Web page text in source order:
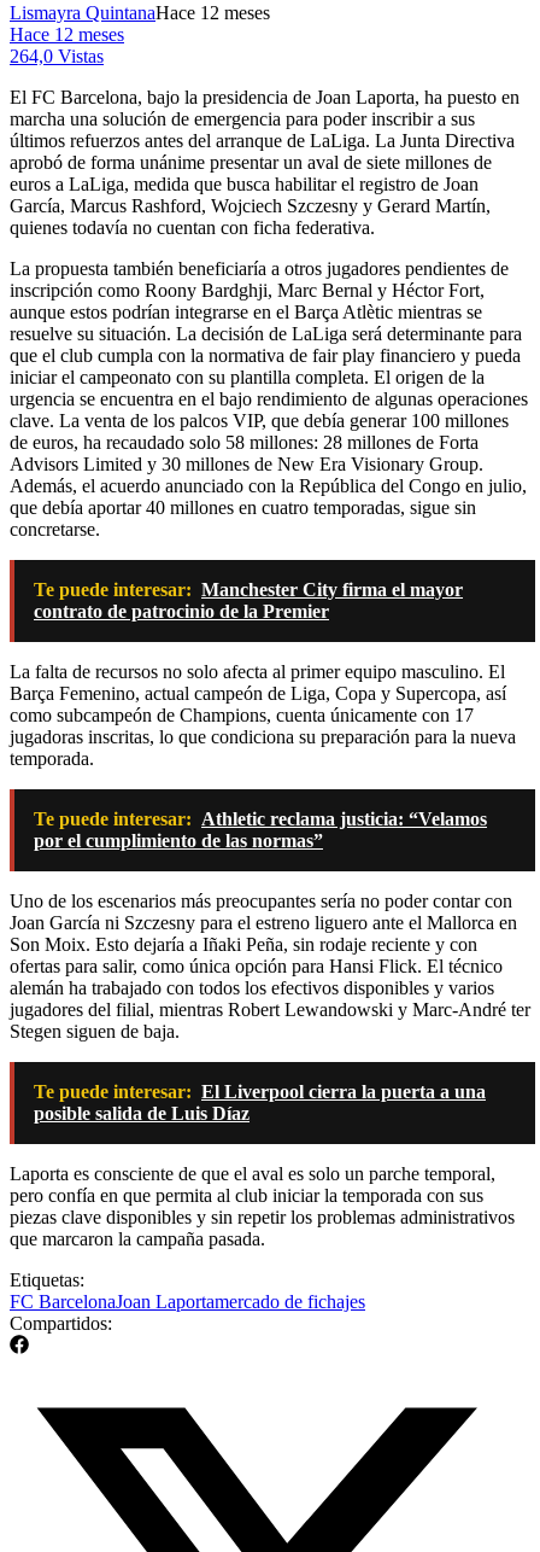
Lismayra QuintanaHace 12 meses
Hace 12 meses
264,0 Vistas
El FC Barcelona, bajo la presidencia de Joan Laporta, ha puesto en
marcha una solución de emergencia para poder inscribir a sus
últimos refuerzos antes del arranque de LaLiga. La Junta Directiva
aprobó de forma unánime presentar un aval de siete millones de
euros a LaLiga, medida que busca habilitar el registro de Joan
García, Marcus Rashford, Wojciech Szczesny y Gerard Martín,
quienes todavía no cuentan con ficha federativa.
La propuesta también beneficiaría a otros jugadores pendientes de
inscripción como Roony Bardghji, Marc Bernal y Héctor Fort,
aunque estos podrían integrarse en el Barça Atlètic mientras se
resuelve su situación. La decisión de LaLiga será determinante para
que el club cumpla con la normativa de fair play financiero y pueda
iniciar el campeonato con su plantilla completa. El origen de la
urgencia se encuentra en el bajo rendimiento de algunas operaciones
clave. La venta de los palcos VIP, que debía generar 100 millones
de euros, ha recaudado solo 58 millones: 28 millones de Forta
Advisors Limited y 30 millones de New Era Visionary Group.
Además, el acuerdo anunciado con la República del Congo en julio,
que debía aportar 40 millones en cuatro temporadas, sigue sin
concretarse.
Te puede interesar: Manchester City firma el mayor
contrato de patrocinio de la Premier
La falta de recursos no solo afecta al primer equipo masculino. El
Barça Femenino, actual campeón de Liga, Copa y Supercopa, así
como subcampeón de Champions, cuenta únicamente con 17
jugadoras inscritas, lo que condiciona su preparación para la nueva
temporada.
Te puede interesar: Athletic reclama justicia: “Velamos
por el cumplimiento de las normas”
Uno de los escenarios más preocupantes sería no poder contar con
Joan García ni Szczesny para el estreno liguero ante el Mallorca en
Son Moix. Esto dejaría a Iñaki Peña, sin rodaje reciente y con
ofertas para salir, como única opción para Hansi Flick. El técnico
alemán ha trabajado con todos los efectivos disponibles y varios
jugadores del filial, mientras Robert Lewandowski y Marc-André ter
Stegen siguen de baja.
Te puede interesar: El Liverpool cierra la puerta a una
posible salida de Luis Díaz
Laporta es consciente de que el aval es solo un parche temporal,
pero confía en que permita al club iniciar la temporada con sus
piezas clave disponibles y sin repetir los problemas administrativos
que marcaron la campaña pasada.
Etiquetas:
FC BarcelonaJoan Laportamercado de fichajes
Compartidos: